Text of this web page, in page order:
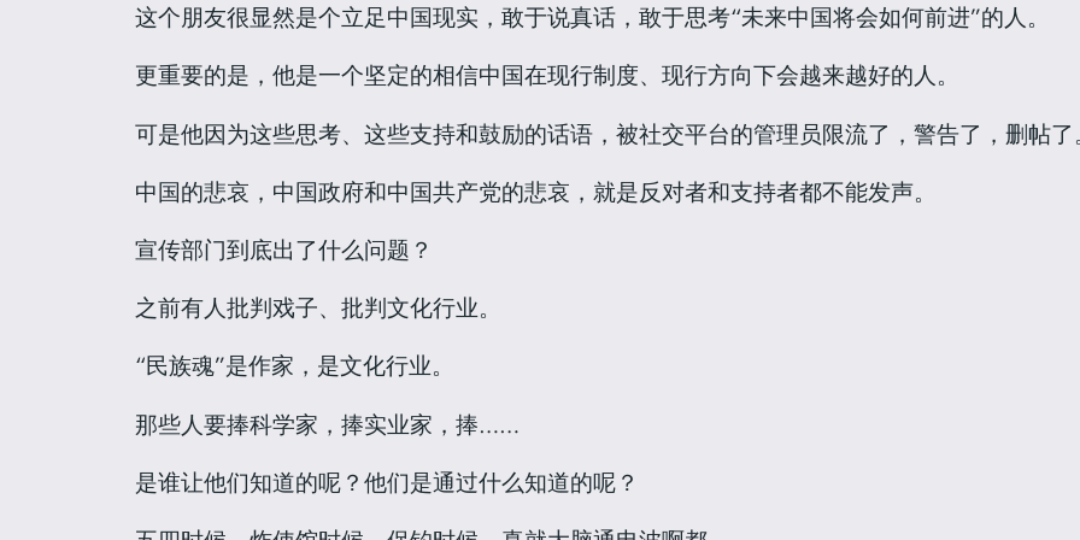
这个朋友很显然是个立足中国现实，敢于说真话，敢于思考“未来中国将会如何前进”的人。
更重要的是，他是一个坚定的相信中国在现行制度、现行方向下会越来越好的人。
可是他因为这些思考、这些支持和鼓励的话语，被社交平台的管理员限流了，警告了，删帖
中国的悲哀，中国政府和中国共产党的悲哀，就是反对者和支持者都不能发声。
宣传部门到底出了什么问题？
之前有人批判戏子、批判文化行业。
“民族魂”是作家，是文化行业。
那些人要捧科学家，捧实业家，捧……
是谁让他们知道的呢？他们是通过什么知道的呢？